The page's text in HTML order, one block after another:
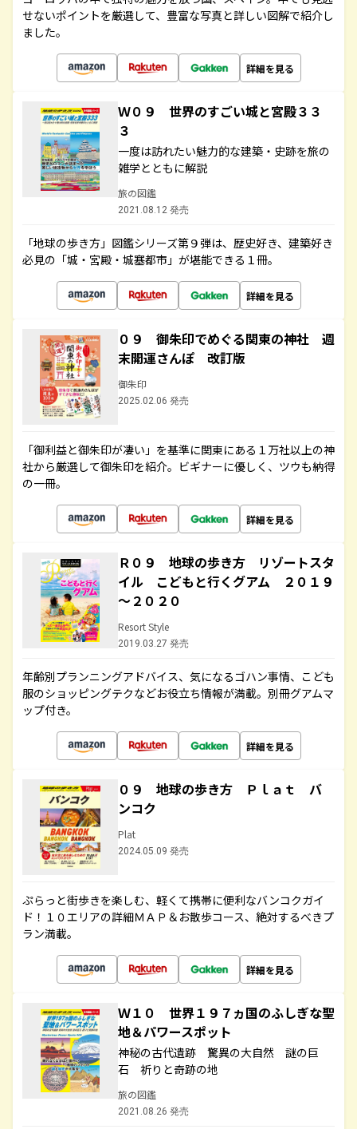
せないポイントを厳選して、豊富な写真と詳しい図解で紹介し
ました。
詳細を見る
Ｗ０９ 世界のすごい城と宮殿３３
３
一度は訪れたい魅力的な建築・史跡を旅の
雑学とともに解説
旅の図鑑
2021.08.12 発売
「地球の歩き方」図鑑シリーズ第９弾は、歴史好き、建築好き
必見の「城・宮殿・城塞都市」が堪能できる１冊。
詳細を見る
０９ 御朱印でめぐる関東の神社 週
末開運さんぽ 改訂版
御朱印
2025.02.06 発売
「御利益と御朱印が凄い」を基準に関東にある１万社以上の神
社から厳選して御朱印を紹介。ビギナーに優しく、ツウも納得
の一冊。
詳細を見る
Ｒ０９ 地球の歩き方 リゾートスタ
イル こどもと行くグアム ２０１９
～２０２０
Resort Style
2019.03.27 発売
年齢別プランニングアドバイス、気になるゴハン事情、こども
服のショッピングテクなどお役立ち情報が満載。別冊グアムマ
ップ付き。
詳細を見る
０９ 地球の歩き方 Ｐｌａｔ バ
ンコク
Plat
2024.05.09 発売
ぷらっと街歩きを楽しむ、軽くて携帯に便利なバンコクガイ
ド！１０エリアの詳細ＭＡＰ＆お散歩コース、絶対するべきプ
ラン満載。
詳細を見る
Ｗ１０ 世界１９７ヵ国のふしぎな聖
地＆パワースポット
神秘の古代遺跡 驚異の大自然 謎の巨
石 祈りと奇跡の地
旅の図鑑
2021.08.26 発売